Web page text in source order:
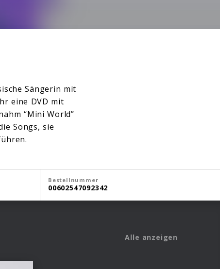
Sängerin mit
eine DVD mit
“Mini World”
Songs, sie
Bestellnummer
00602547092342
Alle anzeigen